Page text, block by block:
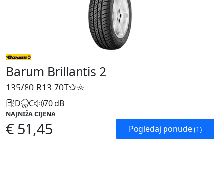
Barum Brillantis 2
135/80 R13 70T
D C 70 dB
NAJNIŽA CIJENA
€ 51,45 Pogledaj ponude (1)